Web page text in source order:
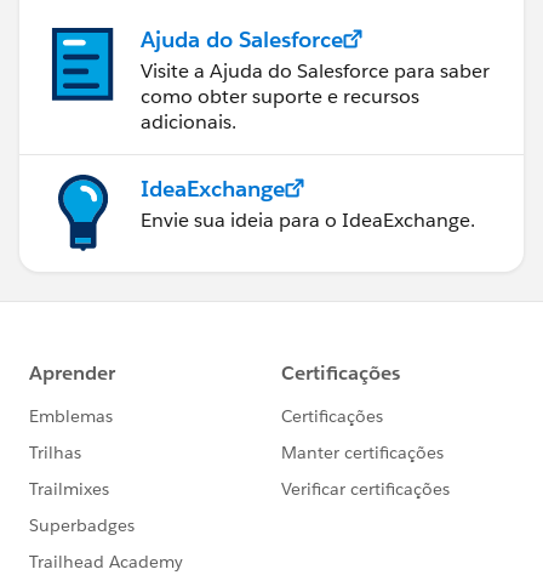
Ajuda do Salesforce
Visite a Ajuda do Salesforce para saber
como obter suporte e recursos
adicionais.
IdeaExchange
Envie sua ideia para o IdeaExchange.